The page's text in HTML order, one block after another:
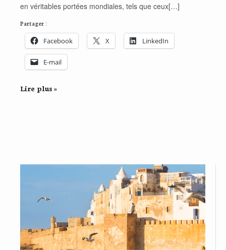
en véritables portées mondiales, tels que ceux[…]
Partager :
Facebook X LinkedIn
E-mail
Lire plus »